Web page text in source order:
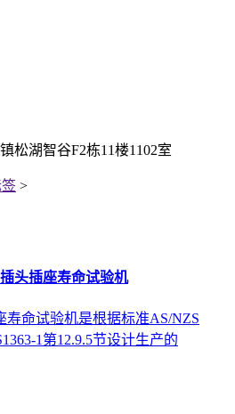
松湖智谷F2栋11楼1102室
>
头插座寿命试验机
寿命试验机是根据标准AS/NZS
1第12.9.5节设计生产的